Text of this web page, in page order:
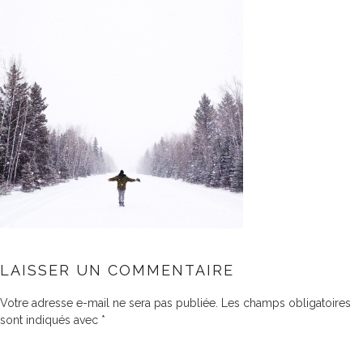
LAISSER UN COMMENTAIRE
Votre adresse e-mail ne sera pas publiée.
Les champs obligatoires
sont indiqués avec *